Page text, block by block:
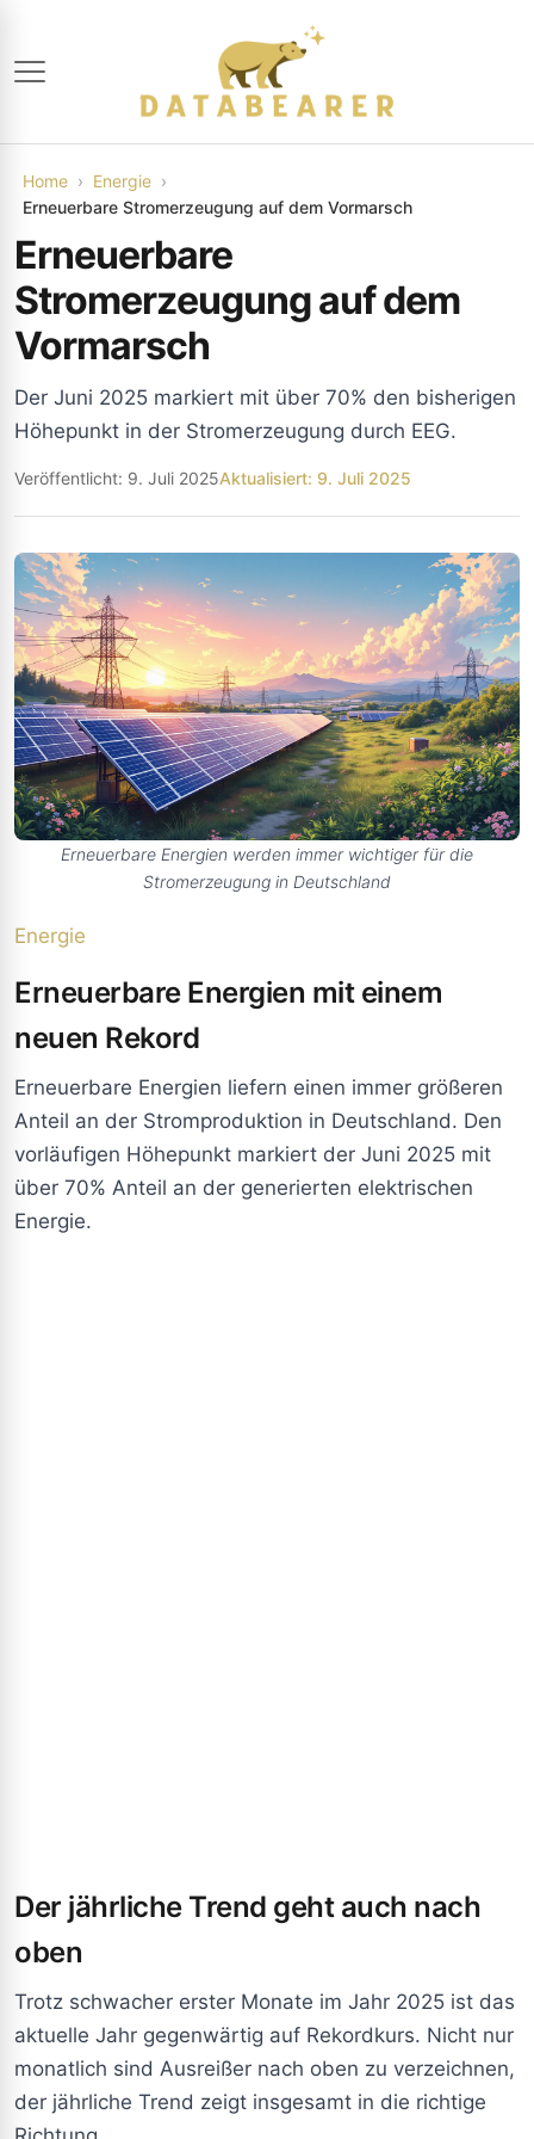
Home
Energie
Erneuerbare Stromerzeugung auf dem Vormarsch
Erneuerbare
Stromerzeugung auf dem
Vormarsch
Der Juni 2025 markiert mit über 70% den bisherigen
Höhepunkt in der Stromerzeugung durch EEG.
Veröffentlicht: 9. Juli 2025Aktualisiert: 9. Juli 2025
Erneuerbare Energien werden immer wichtiger für die
Stromerzeugung in Deutschland
Energie
Erneuerbare Energien mit einem
neuen Rekord
Erneuerbare Energien liefern einen immer größeren
Anteil an der Stromproduktion in Deutschland. Den
vorläufigen Höhepunkt markiert der Juni 2025 mit
über 70% Anteil an der generierten elektrischen
Energie.
Der jährliche Trend geht auch nach
oben
Trotz schwacher erster Monate im Jahr 2025 ist das
aktuelle Jahr gegenwärtig auf Rekordkurs. Nicht nur
monatlich sind Ausreißer nach oben zu verzeichnen,
der jährliche Trend zeigt insgesamt in die richtige